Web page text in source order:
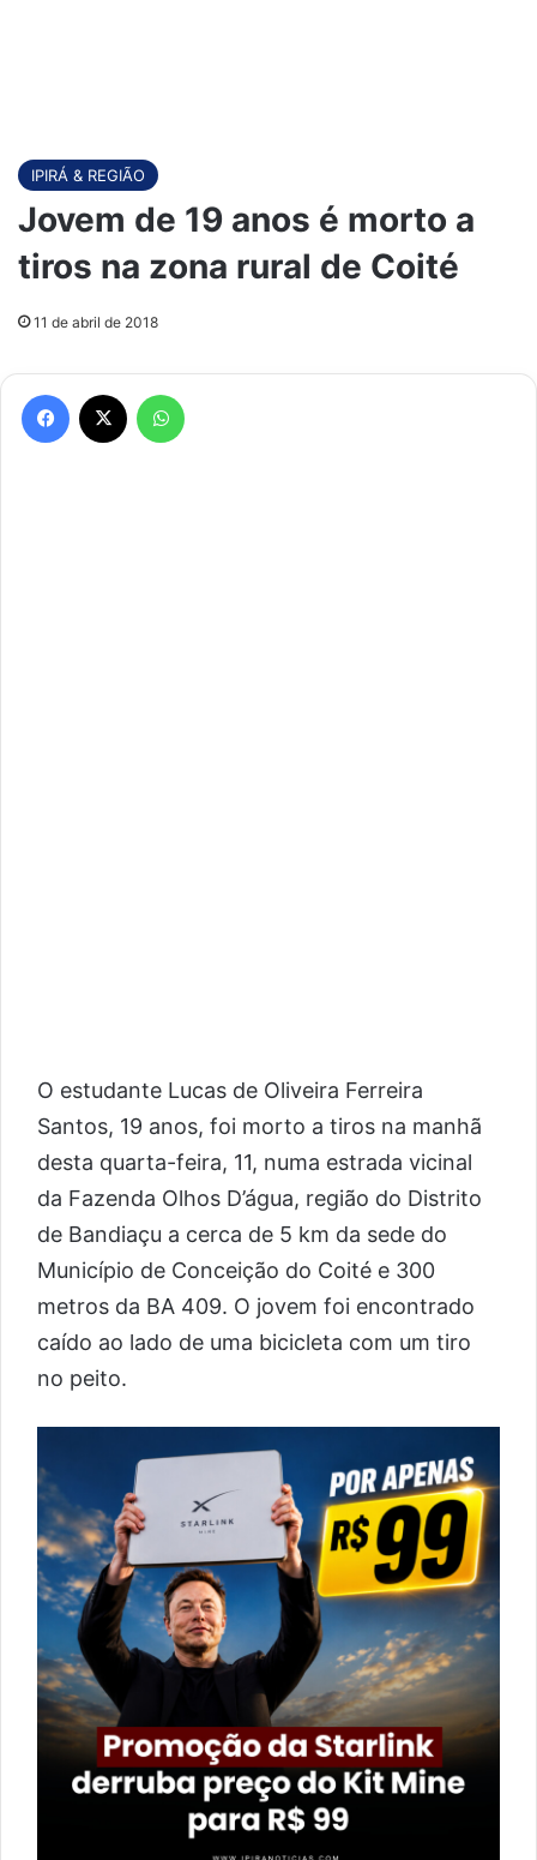
IPIRÁ & REGIÃO
Jovem de 19 anos é morto a
tiros na zona rural de Coité
11 de abril de 2018
O estudante Lucas de Oliveira Ferreira
Santos, 19 anos, foi morto a tiros na manhã
desta quarta-feira, 11, numa estrada vicinal
da Fazenda Olhos D’água, região do Distrito
de Bandiaçu a cerca de 5 km da sede do
Município de Conceição do Coité e 300
metros da BA 409. O jovem foi encontrado
caído ao lado de uma bicicleta com um tiro
no peito.